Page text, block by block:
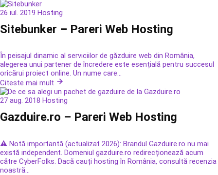
26 iul. 2019 Hosting
Sitebunker – Pareri Web Hosting
În peisajul dinamic al serviciilor de găzduire web din România,
alegerea unui partener de încredere este esențială pentru succesul
oricărui proiect online. Un nume care...
Citeste mai mult
27 aug. 2018 Hosting
Gazduire.ro – Pareri Web Hosting
⚠️ Notă importantă (actualizat 2026): Brandul Gazduire.ro nu mai
există independent. Domeniul gazduire.ro redirecționează acum
către CyberFolks. Dacă cauți hosting în România, consultă recenzia
noastră...